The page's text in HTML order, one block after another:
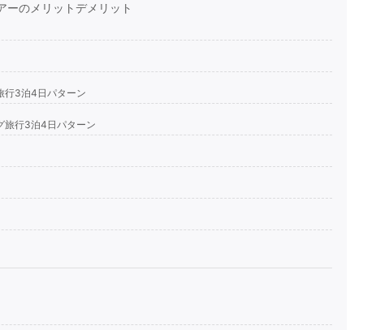
ーのメリットデメリット
行3泊4日パターン
旅行3泊4日パターン